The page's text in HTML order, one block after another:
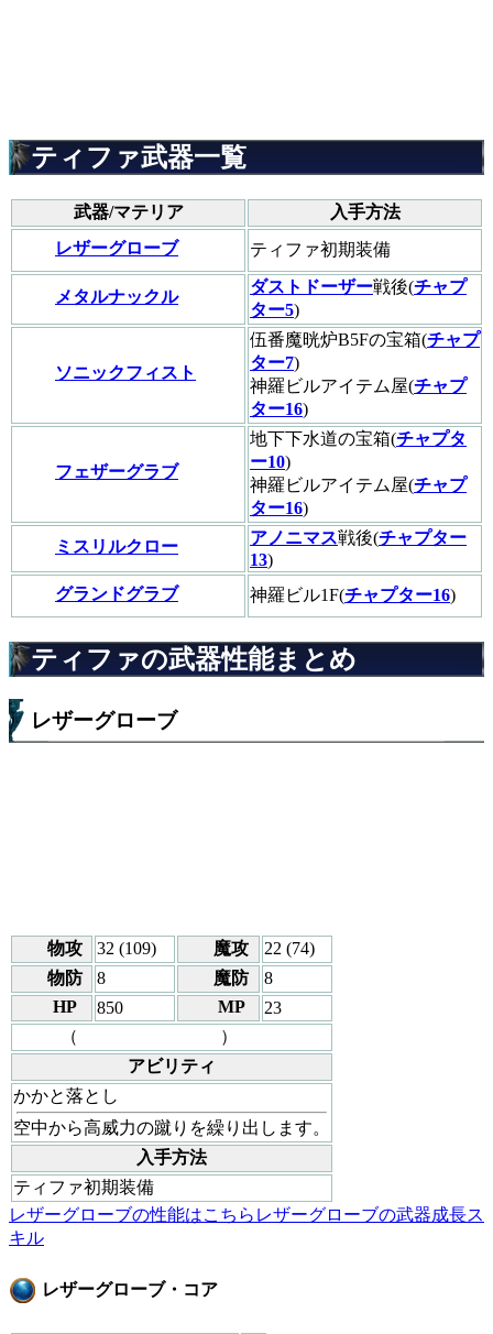
ティファ武器一覧
武器/マテリア
入手方法
レザーグローブ
ティファ初期装備
メタルナックル
ダストドーザー戦後(チャプ
ター5)
ソニックフィスト
伍番魔晄炉B5Fの宝箱(チャプ
ター7)
神羅ビルアイテム屋(チャプ
ター16)
フェザーグラブ
地下下水道の宝箱(チャプタ
ー10)
神羅ビルアイテム屋(チャプ
ター16)
ミスリルクロー アノニマス戦後(チャプター
13)
グランドグラブ
神羅ビル1F(チャプター16)
ティファの武器性能まとめ
レザーグローブ
物攻 32 (109) 魔攻
22 (74)
物防
8 魔防
8
HP
850 MP
23
（
）
アビリティ
かかと落とし
空中から高威力の蹴りを繰り出します。
入手方法
ティファ初期装備
レザーグローブの性能はこちら レザーグローブの武器成長ス
キル
レザーグローブ・コア